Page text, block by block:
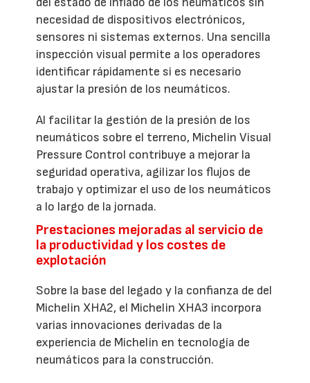
necesidad de dispositivos electrónicos,
sensores ni sistemas externos. Una sencilla
inspección visual permite a los operadores
identificar rápidamente si es necesario
ajustar la presión de los neumáticos.
Al facilitar la gestión de la presión de los
neumáticos sobre el terreno, Michelin Visual
Pressure Control contribuye a mejorar la
seguridad operativa, agilizar los flujos de
trabajo y optimizar el uso de los neumáticos
a lo largo de la jornada.
Prestaciones mejoradas al servicio de
la productividad y los costes de
explotación
Sobre la base del legado y la confianza de del
Michelin XHA2, el Michelin XHA3 incorpora
varias innovaciones derivadas de la
experiencia de Michelin en tecnología de
neumáticos para la construcción.